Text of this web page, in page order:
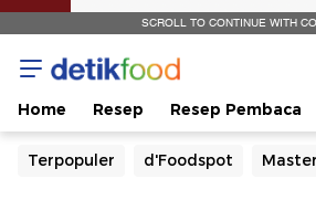
SCROLL TO CONTINUE WITH
Home Resep Resep Pembaca
Terpopuler d'Foodspot